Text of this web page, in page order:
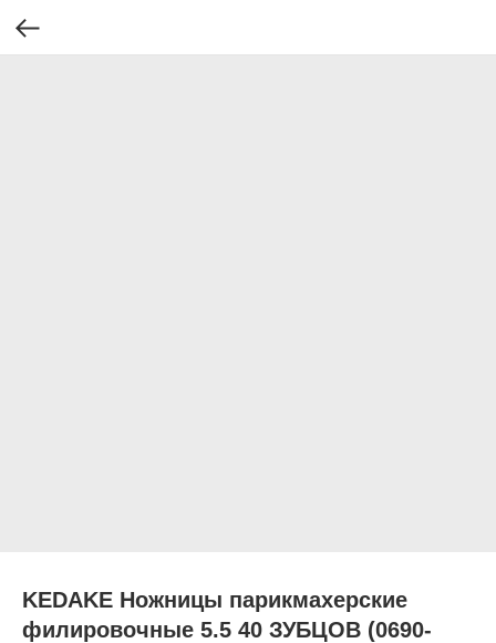
KEDAKE Ножницы парикмахерские
филировочные 5.5 40 ЗУБЦОВ (0690-